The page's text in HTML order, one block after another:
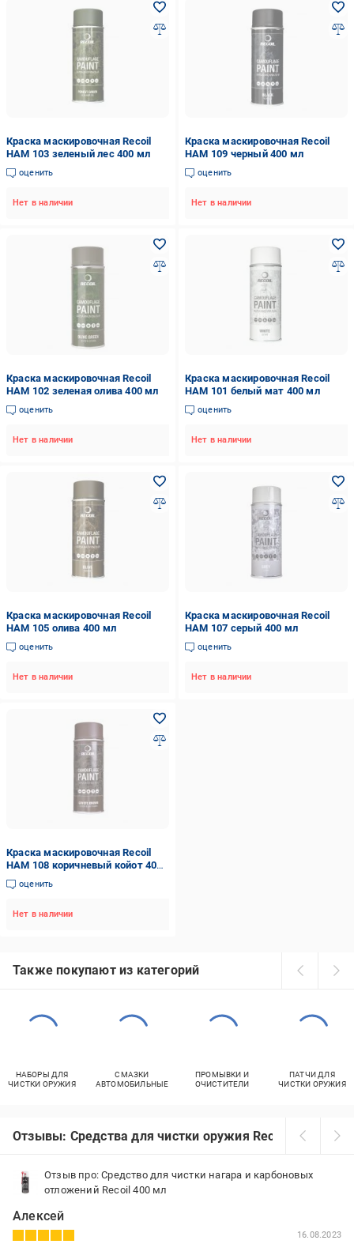
Краска маскировочная Recoil
HAM 103 зеленый лес 400 мл
оценить
Нет в наличии
Краска маскировочная Recoil
HAM 109 черный 400 мл
оценить
Нет в наличии
Краска маскировочная Recoil
HAM 102 зеленая олива 400 мл
оценить
Нет в наличии
Краска маскировочная Recoil
HAM 101 белый мат 400 мл
оценить
Нет в наличии
Краска маскировочная Recoil
HAM 105 олива 400 мл
оценить
Нет в наличии
Краска маскировочная Recoil
HAM 107 серый 400 мл
оценить
Нет в наличии
Краска маскировочная Recoil
HAM 108 коричневый койот 400
мл
оценить
Нет в наличии
Также покупают из категорий
НАБОРЫ ДЛЯ
ЧИСТКИ ОРУЖИЯ
СМАЗКИ
АВТОМОБИЛЬНЫЕ
ПРОМЫВКИ И
ОЧИСТИТЕЛИ
ПАТЧИ ДЛЯ
ЧИСТКИ ОРУЖИЯ
Отзывы: Средства для чистки оружия Recoil
Отзыв про: Средство для чистки нагара и карбоновых
отложений Recoil 400 мл
Алексей
16.08.2023